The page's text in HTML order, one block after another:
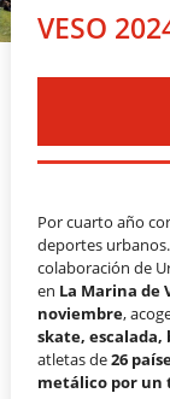
Portal de
VESO
Por cuarto año
deportes
colaboración de
en La Marina de
noviembre,
skate, escalada,
atletas de26
metálico por un